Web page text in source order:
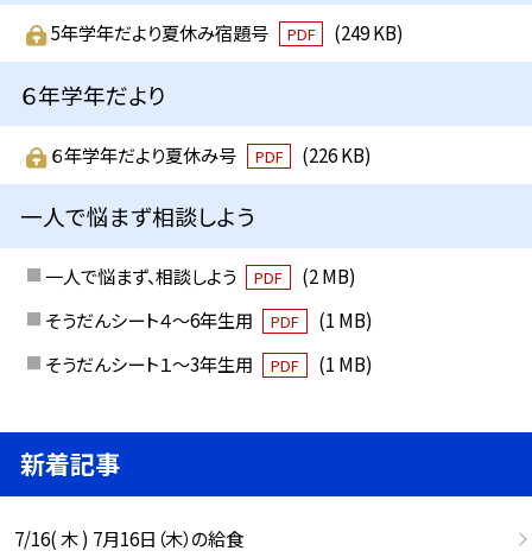
5年学年だより夏休み宿題号 PDF (249 KB)
６年学年だより
６年学年だより夏休み号 PDF (226 KB)
一人で悩まず相談しよう
一人で悩まず、相談しよう PDF
(2 MB)
そうだんシート４～6年生用
PDF
(1 MB)
そうだんシート１～3年生用
PDF (1 MB)
新着記事
7/16( 木 ) 7月16日（木）の給食